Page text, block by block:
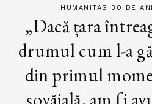
HUMANITAS 30 DE
„Dacă țara
drumul cum l-a
din primul